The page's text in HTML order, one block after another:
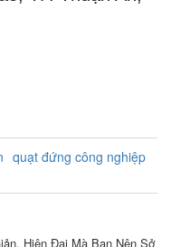
quạt đứng công nghiệp
Hiện Đại Mà Bạn Nên Sở